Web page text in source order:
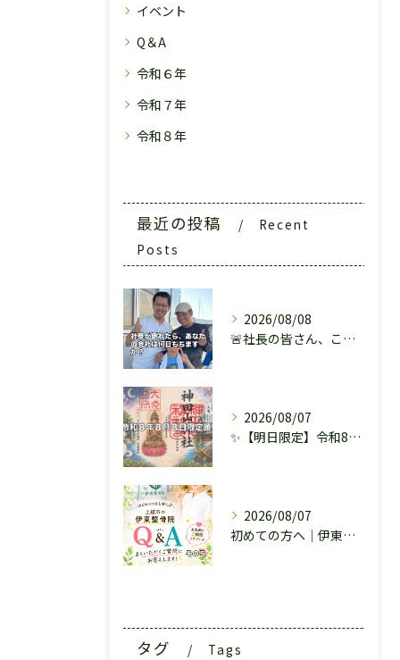
イベント
Q＆A
令和６年
令和７年
令和８年
最近の投稿
Recent
Posts
2026/08/08
🚨社長の皆さん、こんな会社になっていませんか？
2026/08/07
✨【明日限定】令和8年8月8日だけの特別御朱印✨
2026/08/07
初めての方へ｜伊東整骨院によくあるご質問 その５
タグ Tags